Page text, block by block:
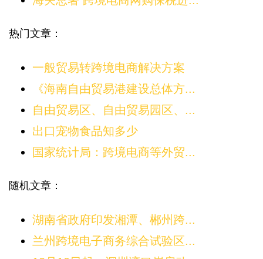
热门文章：
一般贸易转跨境电商解决方案
《海南自由贸易港建设总体方...
自由贸易区、自由贸易园区、...
出口宠物食品知多少
国家统计局：跨境电商等外贸...
随机文章：
湖南省政府印发湘潭、郴州跨...
兰州跨境电子商务综合试验区...